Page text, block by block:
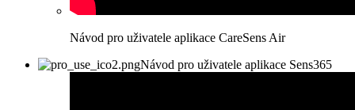
Návod pro uživatele aplikace CareSens Air
Návod pro uživatele aplikace Sens365